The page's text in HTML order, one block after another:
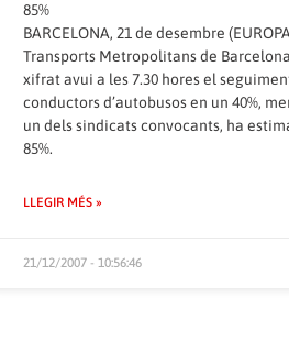
85%
BARCELONA, 21 de desembre
Transports Metropolitans de
xifrat avui a les 7.30 hores el
conductors d’autobusos en un 40%,
un dels sindicats convocants, ha
85%.
LLEGIR MÉS »
21/12/2007 - 10:56:46